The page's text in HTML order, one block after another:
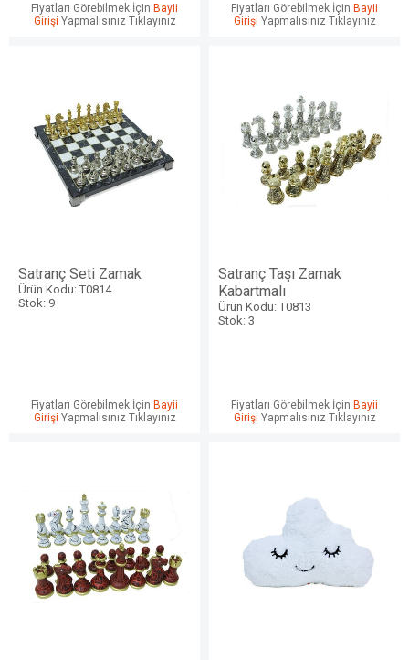
Fiyatları Görebilmek İçin Bayii
Girişi Yapmalısınız Tıklayınız
Fiyatları Görebilmek İçin Bayii
Girişi Yapmalısınız Tıklayınız
Satranç Seti Zamak
Ürün Kodu: T0814
Stok: 9
Fiyatları Görebilmek İçin Bayii
Girişi Yapmalısınız Tıklayınız
Satranç Taşı Zamak
Kabartmalı
Ürün Kodu: T0813
Stok: 3
Fiyatları Görebilmek İçin Bayii
Girişi Yapmalısınız Tıklayınız